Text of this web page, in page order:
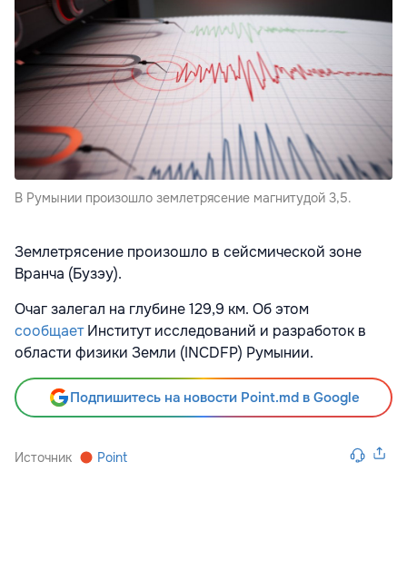
В Румынии произошло землетрясение магнитудой 3,5.
Землетрясение произошло в сейсмической зоне
Вранча (Бузэу).
Очаг залегал на глубине 129,9 км. Об этом
сообщает Институт исследований и разработок в
области физики Земли (INCDFP) Румынии.
Подпишитесь на новости Point.md в Google
Источник Point